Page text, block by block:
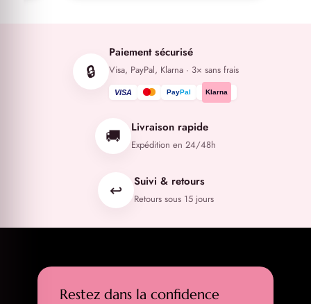
🔒
Paiement sécurisé
Visa, PayPal, Klarna · 3× sans frais
VISA PayPal Klarna
🚚 Livraison rapide
Expédition en 24/48h
↩️ Suivi & retours
Retours sous 15 jours
Restez dans la confidence